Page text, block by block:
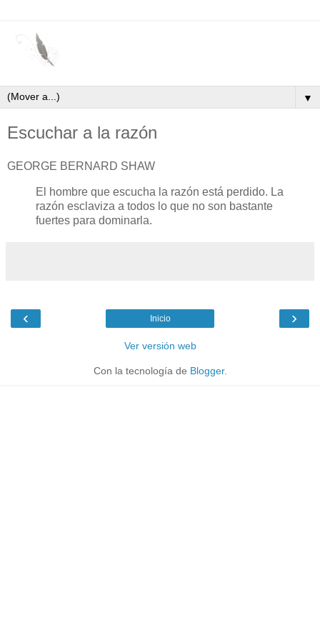
▼
Escuchar a la razón
GEORGE BERNARD SHAW
El hombre que escucha la razón está perdido. La
razón esclaviza a todos lo que no son bastante
fuertes para dominarla.
‹ ›
Inicio
Ver versión web
Con la tecnología de Blogger.